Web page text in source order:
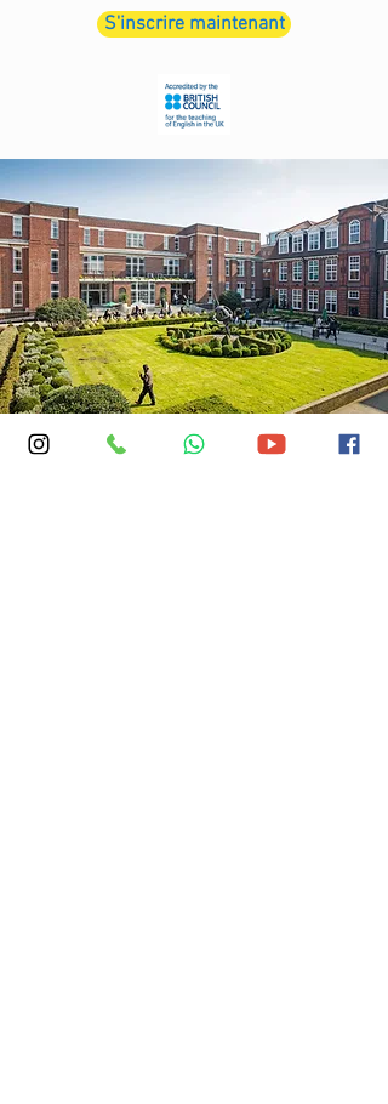
S'inscrire maintenant
Emplacement : Regent's University, Inner